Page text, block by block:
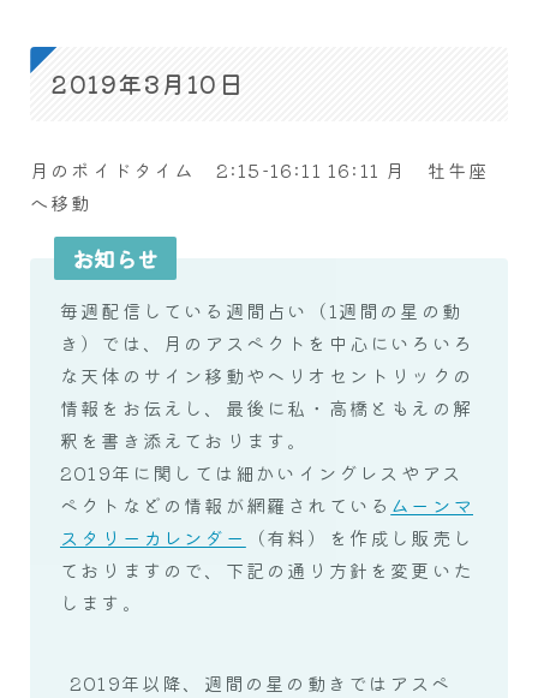
2019年3月10日
月のボイドタイム 2:15-16:11 16:11 月 牡牛座
へ移動
お知らせ
毎週配信している週間占い（1週間の星の動
き）では、月のアスペクトを中心にいろいろ
な天体のサイン移動やヘリオセントリックの
情報をお伝えし、最後に私・高橋ともえの解
釈を書き添えております。
2019年に関しては細かいイングレスやアス
ペクトなどの情報が網羅されている ムーンマ
スタリーカレンダー
（有料）を作成し販売し
ておりますので、下記の通り方針を変更いた
します。
2019年以降、週間の星の動きではアスペ